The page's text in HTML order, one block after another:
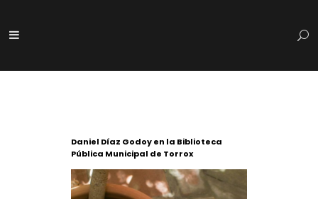
Daniel Díaz Godoy en la Biblioteca
Pública Municipal de Torrox